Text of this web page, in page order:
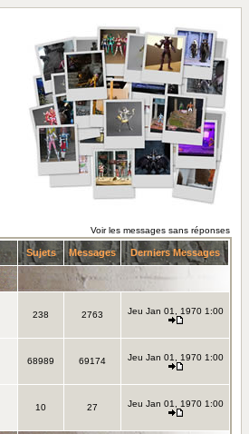
Voir les messages sans réponses
Sujets Messages Derniers Messages
238 2763 Jeu Jan 01, 1970 1:00
68989 69174 Jeu Jan 01, 1970 1:00
10 27 Jeu Jan 01, 1970 1:00